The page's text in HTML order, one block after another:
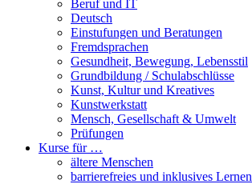
Beruf und IT
Deutsch
Einstufungen und Beratungen
Fremdsprachen
Gesundheit, Bewegung, Lebensstil
Grundbildung / Schulabschlüsse
Kunst, Kultur und Kreatives
Kunstwerkstatt
Mensch, Gesellschaft & Umwelt
Prüfungen
Kurse für …
ältere Menschen
barrierefreies und inklusives Lernen